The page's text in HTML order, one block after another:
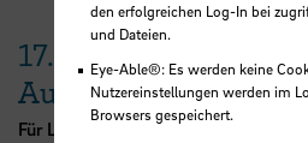
17.
August
Für Lehrende
den erfolgreichen Log-In bei
und Dateien.
Eye-Able®: Es werden keine
Nutzereinstellungen werden im
Browsers gespeichert.